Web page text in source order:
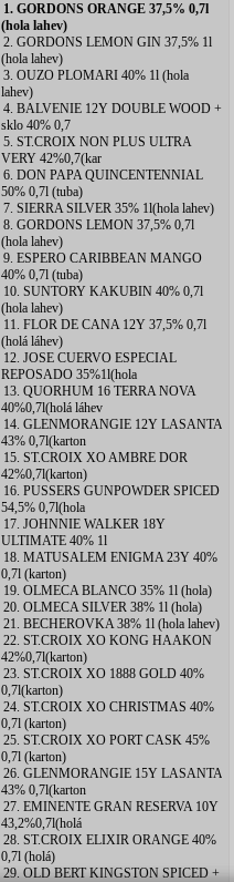
1. GORDONS ORANGE 37,5% 0,7l
(hola lahev)
2. GORDONS LEMON GIN 37,5% 1l
(hola lahev)
3. OUZO PLOMARI 40% 1l (hola
lahev)
4. BALVENIE 12Y DOUBLE WOOD +
sklo 40% 0,7
5. ST.CROIX NON PLUS ULTRA
VERY 42%0,7(kar
6. DON PAPA QUINCENTENNIAL
50% 0,7l (tuba)
7. SIERRA SILVER 35% 1l(hola lahev)
8. GORDONS LEMON 37,5% 0,7l
(hola lahev)
9. ESPERO CARIBBEAN MANGO
40% 0,7l (tuba)
10. SUNTORY KAKUBIN 40% 0,7l
(hola lahev)
11. FLOR DE CANA 12Y 37,5% 0,7l
(holá láhev)
12. JOSE CUERVO ESPECIAL
REPOSADO 35%1l(hola
13. QUORHUM 16 TERRA NOVA
40%0,7l(holá láhev
14. GLENMORANGIE 12Y LASANTA
43% 0,7l(karton
15. ST.CROIX XO AMBRE DOR
42%0,7l(karton)
16. PUSSERS GUNPOWDER SPICED
54,5% 0,7l(hola
17. JOHNNIE WALKER 18Y
ULTIMATE 40% 1l
18. MATUSALEM ENIGMA 23Y 40%
0,7l (karton)
19. OLMECA BLANCO 35% 1l (hola)
20. OLMECA SILVER 38% 1l (hola)
21. BECHEROVKA 38% 1l (hola lahev)
22. ST.CROIX XO KONG HAAKON
42%0,7l(karton)
23. ST.CROIX XO 1888 GOLD 40%
0,7l(karton)
24. ST.CROIX XO CHRISTMAS 40%
0,7l (karton)
25. ST.CROIX XO PORT CASK 45%
0,7l (karton)
26. GLENMORANGIE 15Y LASANTA
43% 0,7l(karton
27. EMINENTE GRAN RESERVA 10Y
43,2%0,7l(holá
28. ST.CROIX ELIXIR ORANGE 40%
0,7l (holá)
29. OLD BERT KINGSTON SPICED +